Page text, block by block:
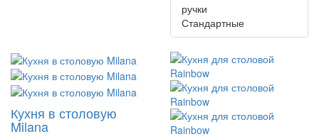
ручки
Стандартные
Кухня в столовую
Milana